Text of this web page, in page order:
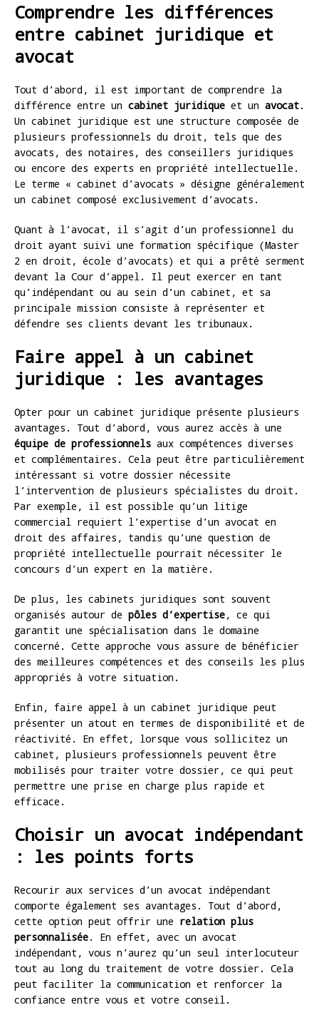
Comprendre les différences
entre cabinet juridique et
avocat
Tout d’abord, il est important de comprendre la
différence entre un cabinet juridique et un avocat.
Un cabinet juridique est une structure composée de
plusieurs professionnels du droit, tels que des
avocats, des notaires, des conseillers juridiques
ou encore des experts en propriété intellectuelle.
Le terme « cabinet d’avocats » désigne généralement
un cabinet composé exclusivement d’avocats.
Quant à l’avocat, il s’agit d’un professionnel du
droit ayant suivi une formation spécifique (Master
2 en droit, école d’avocats) et qui a prêté serment
devant la Cour d’appel. Il peut exercer en tant
qu’indépendant ou au sein d’un cabinet, et sa
principale mission consiste à représenter et
défendre ses clients devant les tribunaux.
Faire appel à un cabinet
juridique : les avantages
Opter pour un cabinet juridique présente plusieurs
avantages. Tout d’abord, vous aurez accès à une
équipe de professionnels aux compétences diverses
et complémentaires. Cela peut être particulièrement
intéressant si votre dossier nécessite
l’intervention de plusieurs spécialistes du droit.
Par exemple, il est possible qu’un litige
commercial requiert l’expertise d’un avocat en
droit des affaires, tandis qu’une question de
propriété intellectuelle pourrait nécessiter le
concours d’un expert en la matière.
De plus, les cabinets juridiques sont souvent
organisés autour de pôles d’expertise, ce qui
garantit une spécialisation dans le domaine
concerné. Cette approche vous assure de bénéficier
des meilleures compétences et des conseils les plus
appropriés à votre situation.
Enfin, faire appel à un cabinet juridique peut
présenter un atout en termes de disponibilité et de
réactivité. En effet, lorsque vous sollicitez un
cabinet, plusieurs professionnels peuvent être
mobilisés pour traiter votre dossier, ce qui peut
permettre une prise en charge plus rapide et
efficace.
Choisir un avocat indépendant
: les points forts
Recourir aux services d’un avocat indépendant
comporte également ses avantages. Tout d’abord,
cette option peut offrir une relation plus
personnalisée. En effet, avec un avocat
indépendant, vous n’aurez qu’un seul interlocuteur
tout au long du traitement de votre dossier. Cela
peut faciliter la communication et renforcer la
confiance entre vous et votre conseil.